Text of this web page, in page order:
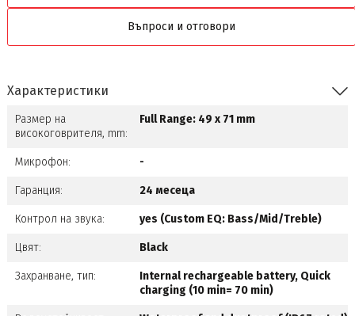
Въпроси и отговори
Характеристики
Размер на
високоговрителя, mm:
Full Range: 49 x 71 mm
Микрофон: -
Гаранция: 24 месеца
Контрол на звука: yes (Custom EQ: Bass/Mid/Treble)
Цвят: Black
Захранване, тип:
Internal rechargeable battery, Quick
charging (10 min= 70 min)